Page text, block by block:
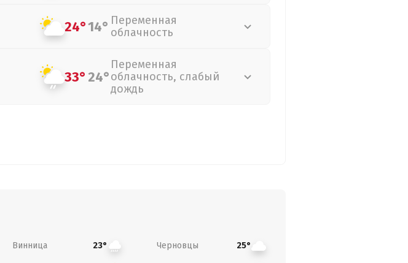
24°14° Переменная
облачность
33°24°
Переменная
облачность, слабый
дождь
Винница 23° Черновцы 25°